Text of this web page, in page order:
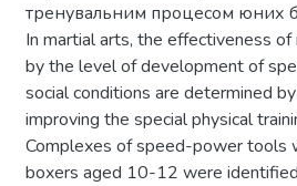
тренувальним процесом юних
In martial arts, the effectiveness
by the level of development of
social conditions are determined
improving the special physical
Complexes of speed-power tools
boxers aged 10-12 were